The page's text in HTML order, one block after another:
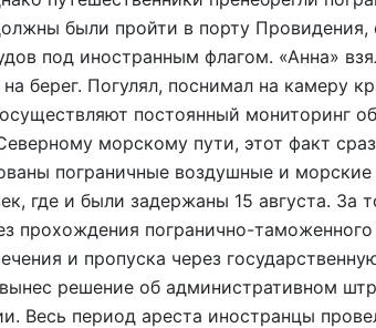
были пройти в порту Провидения,
под иностранным флагом. «Анна»
берег. Погулял, поснимал на камеру
постоянный мониторинг
морскому пути, этот факт
пограничные воздушные и
где и были задержаны 15 августа. За
прохождения погранично-
и пропуска через
решение об административном
Весь период ареста иностранцы